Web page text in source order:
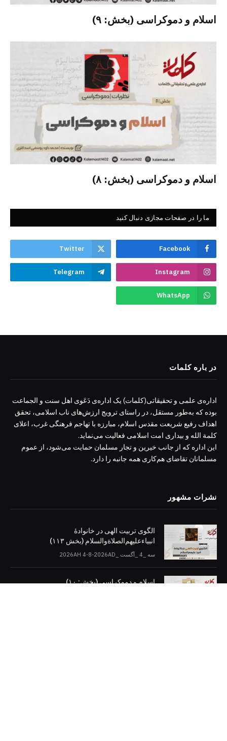
اسلام و دموکراسی (بخش: ۹)
اسلام و دموکراسی (بخش: ۸)
ما را در صفحات مجازی دنبال کنید
Facebook
Twitter
Instagram
Telegram
WhatsApp
در باره کلمات
اداره‌ی علمی و تحقیقاتی(کلمات) یک اداره‌ی دَعَوی اهل سنت و الجماعت
بوده که به‌طور مستقل، در راستای ترویج ارزش‌های ناب اسلامی، تحقق
اهداف رفیع شریعت مقدس اسلام، مبارزه با تهاجم فرهنگی غرب، اعلای
کلمة الله و بیداری امت اسلامی فعالیت می‌نماید.
این اداره که از جانب خیرین و تجار مسلمان حمایت می‌شود، از عموم
مسلمانان تقاضای هم‌کاری همه جانبه را دارد.
نشرات مشهور
الگوی تربیت الهی در خانوادۀ
انبیاءعلیهم‌الصلاةو‌السلام (بخش ۱۱۳)
سه _4 _آگست _2026AH 4-8-2026AD
اسلام و دموکراسی (بخش: ۱۰)